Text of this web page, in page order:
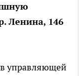
Ленина, 146
управляющей